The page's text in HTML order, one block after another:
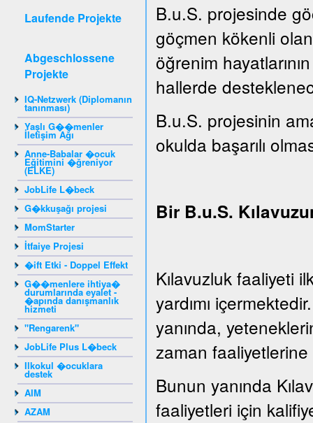
Laufende Projekte
Abgeschlossene
Projekte
IQ-Netzwerk (Diplomanın
tanınması)
Yaşlı G��menler
İletişim Ağı
Anne-Babalar �ocuk
Eğitimini �ğreniyor
(ELKE)
JobLife L�beck
G�kkuşağı projesi
MomStarter
İtfaiye Projesi
�ift Etki - Doppel Effekt
G��menlere ihtiya�
durumlarında eyalet -
�apında danışmanlık
hizmeti
"Rengarenk"
JobLife Plus L�beck
Ilkokul �ocuklara
destek
AIM
AZAM
B.u.S. projesinde
göçmen kökenli
öğrenim
hallerde
B.u.S. projesinin
okulda başarılı
Bir B.u.S.
Kılavuzluk faaliyeti
yardımı
yanında,
zaman faaliyetlerine
Bunun yanında
faaliyetleri için